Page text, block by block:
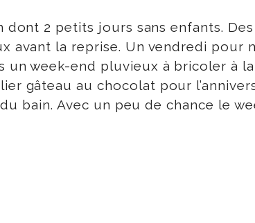
2 petits jours sans enfants.
avant la reprise. Un vendredi
un week-end pluvieux à bricoler à
gâteau au chocolat pour
bain. Avec un peu de chance le